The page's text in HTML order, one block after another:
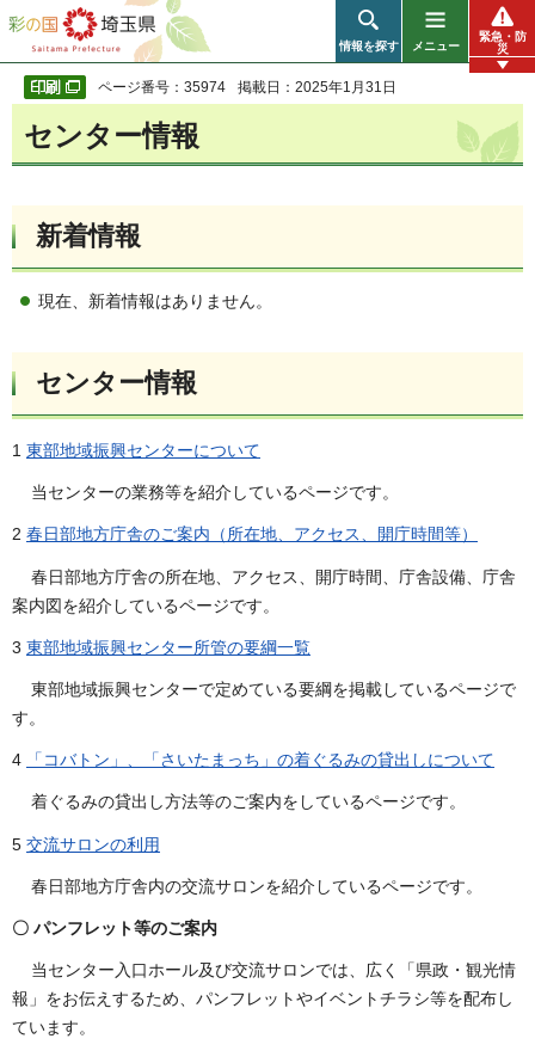
彩の国 埼玉県
情報を探す メニュー
緊急・防
災
ページ番号：35974 掲載日：2025年1月31日
センター情報
新着情報
現在、新着情報はありません。
センター情報
1 東部地域振興センターについて
当センターの業務等を紹介しているページです。
2 春日部地方庁舎のご案内（所在地、アクセス、開庁時間等）
春日部地方庁舎の所在地、アクセス、開庁時間、庁舎設備、庁舎
案内図を紹介しているページです。
3 東部地域振興センター所管の要綱一覧
東部地域振興センターで定めている要綱を掲載しているページで
す。
4 「コバトン」、「さいたまっち」の着ぐるみの貸出しについて
着ぐるみの貸出し方法等のご案内をしているページです。
5 交流サロンの利用
春日部地方庁舎内の交流サロンを紹介しているページです。
〇 パンフレット等のご案内
当センター入口ホール及び交流サロンでは、広く「県政・観光情
報」をお伝えするため、パンフレットやイベントチラシ等を配布し
ています。